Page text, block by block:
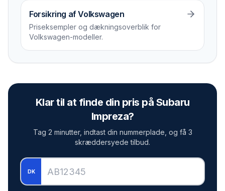
Forsikring af Volkswagen
Priseksempler og dækningsoverblik for
Volkswagen-modeller.
Klar til at finde din pris på Subaru
Impreza?
Tag 2 minutter, indtast din nummerplade, og få 3
skræddersyede tilbud.
DK